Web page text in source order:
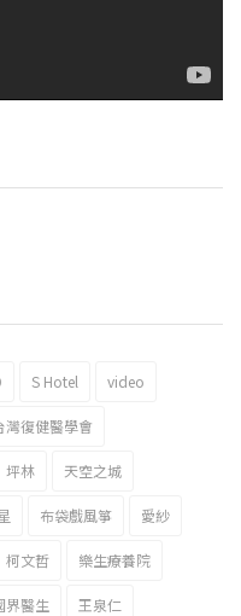
風在石起」霸氣回歸
S Hotel video
灣復健醫學會
坪林 天空之城
布袋戲風箏 愛紗
柯文哲 樂生療養院
界醫生 王泉仁